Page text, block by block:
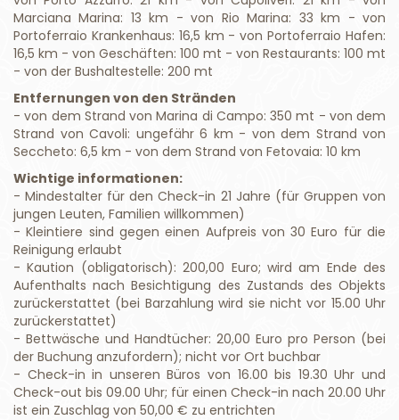
Marciana Marina: 13 km - von Rio Marina: 33 km - von
Portoferraio Krankenhaus: 16,5 km - von Portoferraio Hafen:
16,5 km - von Geschäften: 100 mt - von Restaurants: 100 mt
- von der Bushaltestelle: 200 mt
Entfernungen von den Stränden
- von dem Strand von Marina di Campo: 350 mt - von dem
Strand von Cavoli: ungefähr 6 km - von dem Strand von
Seccheto: 6,5 km - von dem Strand von Fetovaia: 10 km
Wichtige informationen:
- Mindestalter für den Check-in 21 Jahre (für Gruppen von
jungen Leuten, Familien willkommen)
- Kleintiere sind gegen einen Aufpreis von 30 Euro für die
Reinigung erlaubt
- Kaution (obligatorisch): 200,00 Euro; wird am Ende des
Aufenthalts nach Besichtigung des Zustands des Objekts
zurückerstattet (bei Barzahlung wird sie nicht vor 15.00 Uhr
zurückerstattet)
- Bettwäsche und Handtücher: 20,00 Euro pro Person (bei
der Buchung anzufordern); nicht vor Ort buchbar
- Check-in in unseren Büros von 16.00 bis 19.30 Uhr und
Check-out bis 09.00 Uhr; für einen Check-in nach 20.00 Uhr
ist ein Zuschlag von 50,00 € zu entrichten